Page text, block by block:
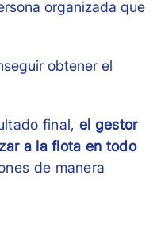
organizada que
obtener el
final, el gestor
a la flota en todo
de manera